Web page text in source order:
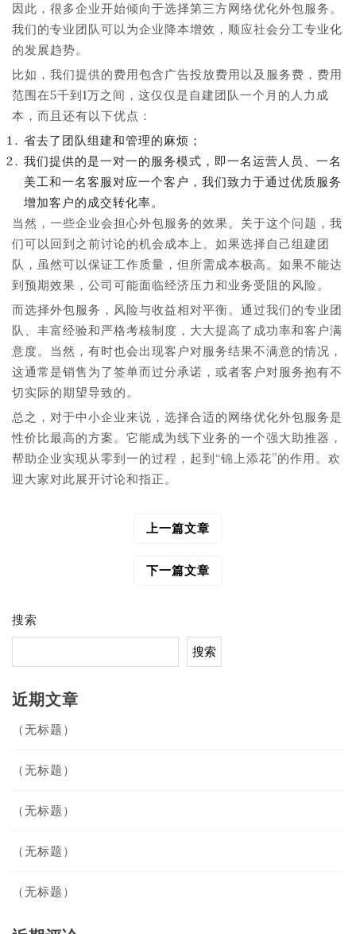
因此，很多企业开始倾向于选择第三方网络优化外包服务。
我们的专业团队可以为企业降本增效，顺应社会分工专业化
的发展趋势。
比如，我们提供的费用包含广告投放费用以及服务费，费用
范围在5千到1万之间，这仅仅是自建团队一个月的人力成
本，而且还有以下优点：
省去了团队组建和管理的麻烦；
我们提供的是一对一的服务模式，即一名运营人员、一名
美工和一名客服对应一个客户，我们致力于通过优质服务
增加客户的成交转化率。
当然，一些企业会担心外包服务的效果。关于这个问题，我
们可以回到之前讨论的机会成本上。如果选择自己组建团
队，虽然可以保证工作质量，但所需成本极高。如果不能达
到预期效果，公司可能面临经济压力和业务受阻的风险。
而选择外包服务，风险与收益相对平衡。通过我们的专业团
队、丰富经验和严格考核制度，大大提高了成功率和客户满
意度。当然，有时也会出现客户对服务结果不满意的情况，
这通常是销售为了签单而过分承诺，或者客户对服务抱有不
切实际的期望导致的。
总之，对于中小企业来说，选择合适的网络优化外包服务是
性价比最高的方案。它能成为线下业务的一个强大助推器，
帮助企业实现从零到一的过程，起到“锦上添花”的作用。欢
迎大家对此展开讨论和指正。
上一篇文章
下一篇文章
搜索
搜索
近期文章
（无标题）
（无标题）
（无标题）
（无标题）
（无标题）